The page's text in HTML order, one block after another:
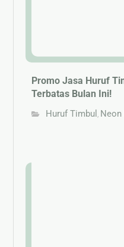
Promo Jasa Huruf
Terbatas Bulan Ini!
Huruf Timbul , Neon